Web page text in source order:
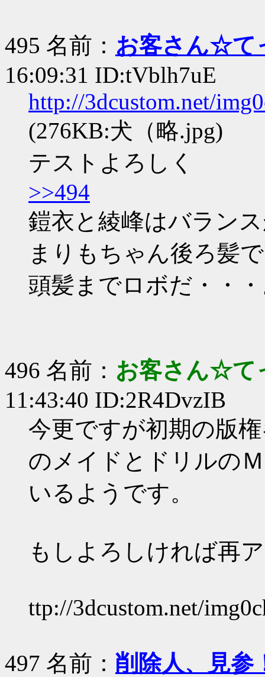
495 名前： お客さん☆て
16:09:31 ID:tVblh7uE
http://3dcustom.net/
(276KB:犬（略.jpg)
テストよろしく
>>494
鎧衣と綾峰はバラン
まりもちゃん後ろ髪
頭髪までロボだ・・
496 名前： お客さん☆て
11:43:40 ID:2R4DvzIB
今更ですが初期の版
のメイドとドリルの
いるようです。
もしよろしければ再
ttp://3dcustom.net/
497 名前： 削除人、見参